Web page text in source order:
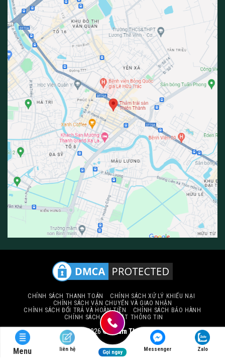
CHÍNH SÁCH THANH TOÁN
CHÍNH SÁCH XỬ LÝ KHIẾU NẠI
CHÍNH SÁCH VẬN CHUYỂN VÀ GIAO NHẬN
CHÍNH SÁCH ĐỔI TRẢ VÀ HOÀN TIỀN
CHÍNH SÁCH BẢO HÀNH
CHÍNH SÁCH BẢO MẬT THÔNG TIN
Copyright 2026 ©Thảm Thiên Thành
Menu liên hệ Gọi ngay Messenger Zalo